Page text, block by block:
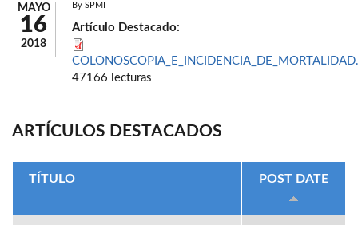
MAYO
16
2018
By SPMI
Artículo Destacado:
47166 lecturas
ARTÍCULOS DESTACADOS
TÍTULO POST DATE